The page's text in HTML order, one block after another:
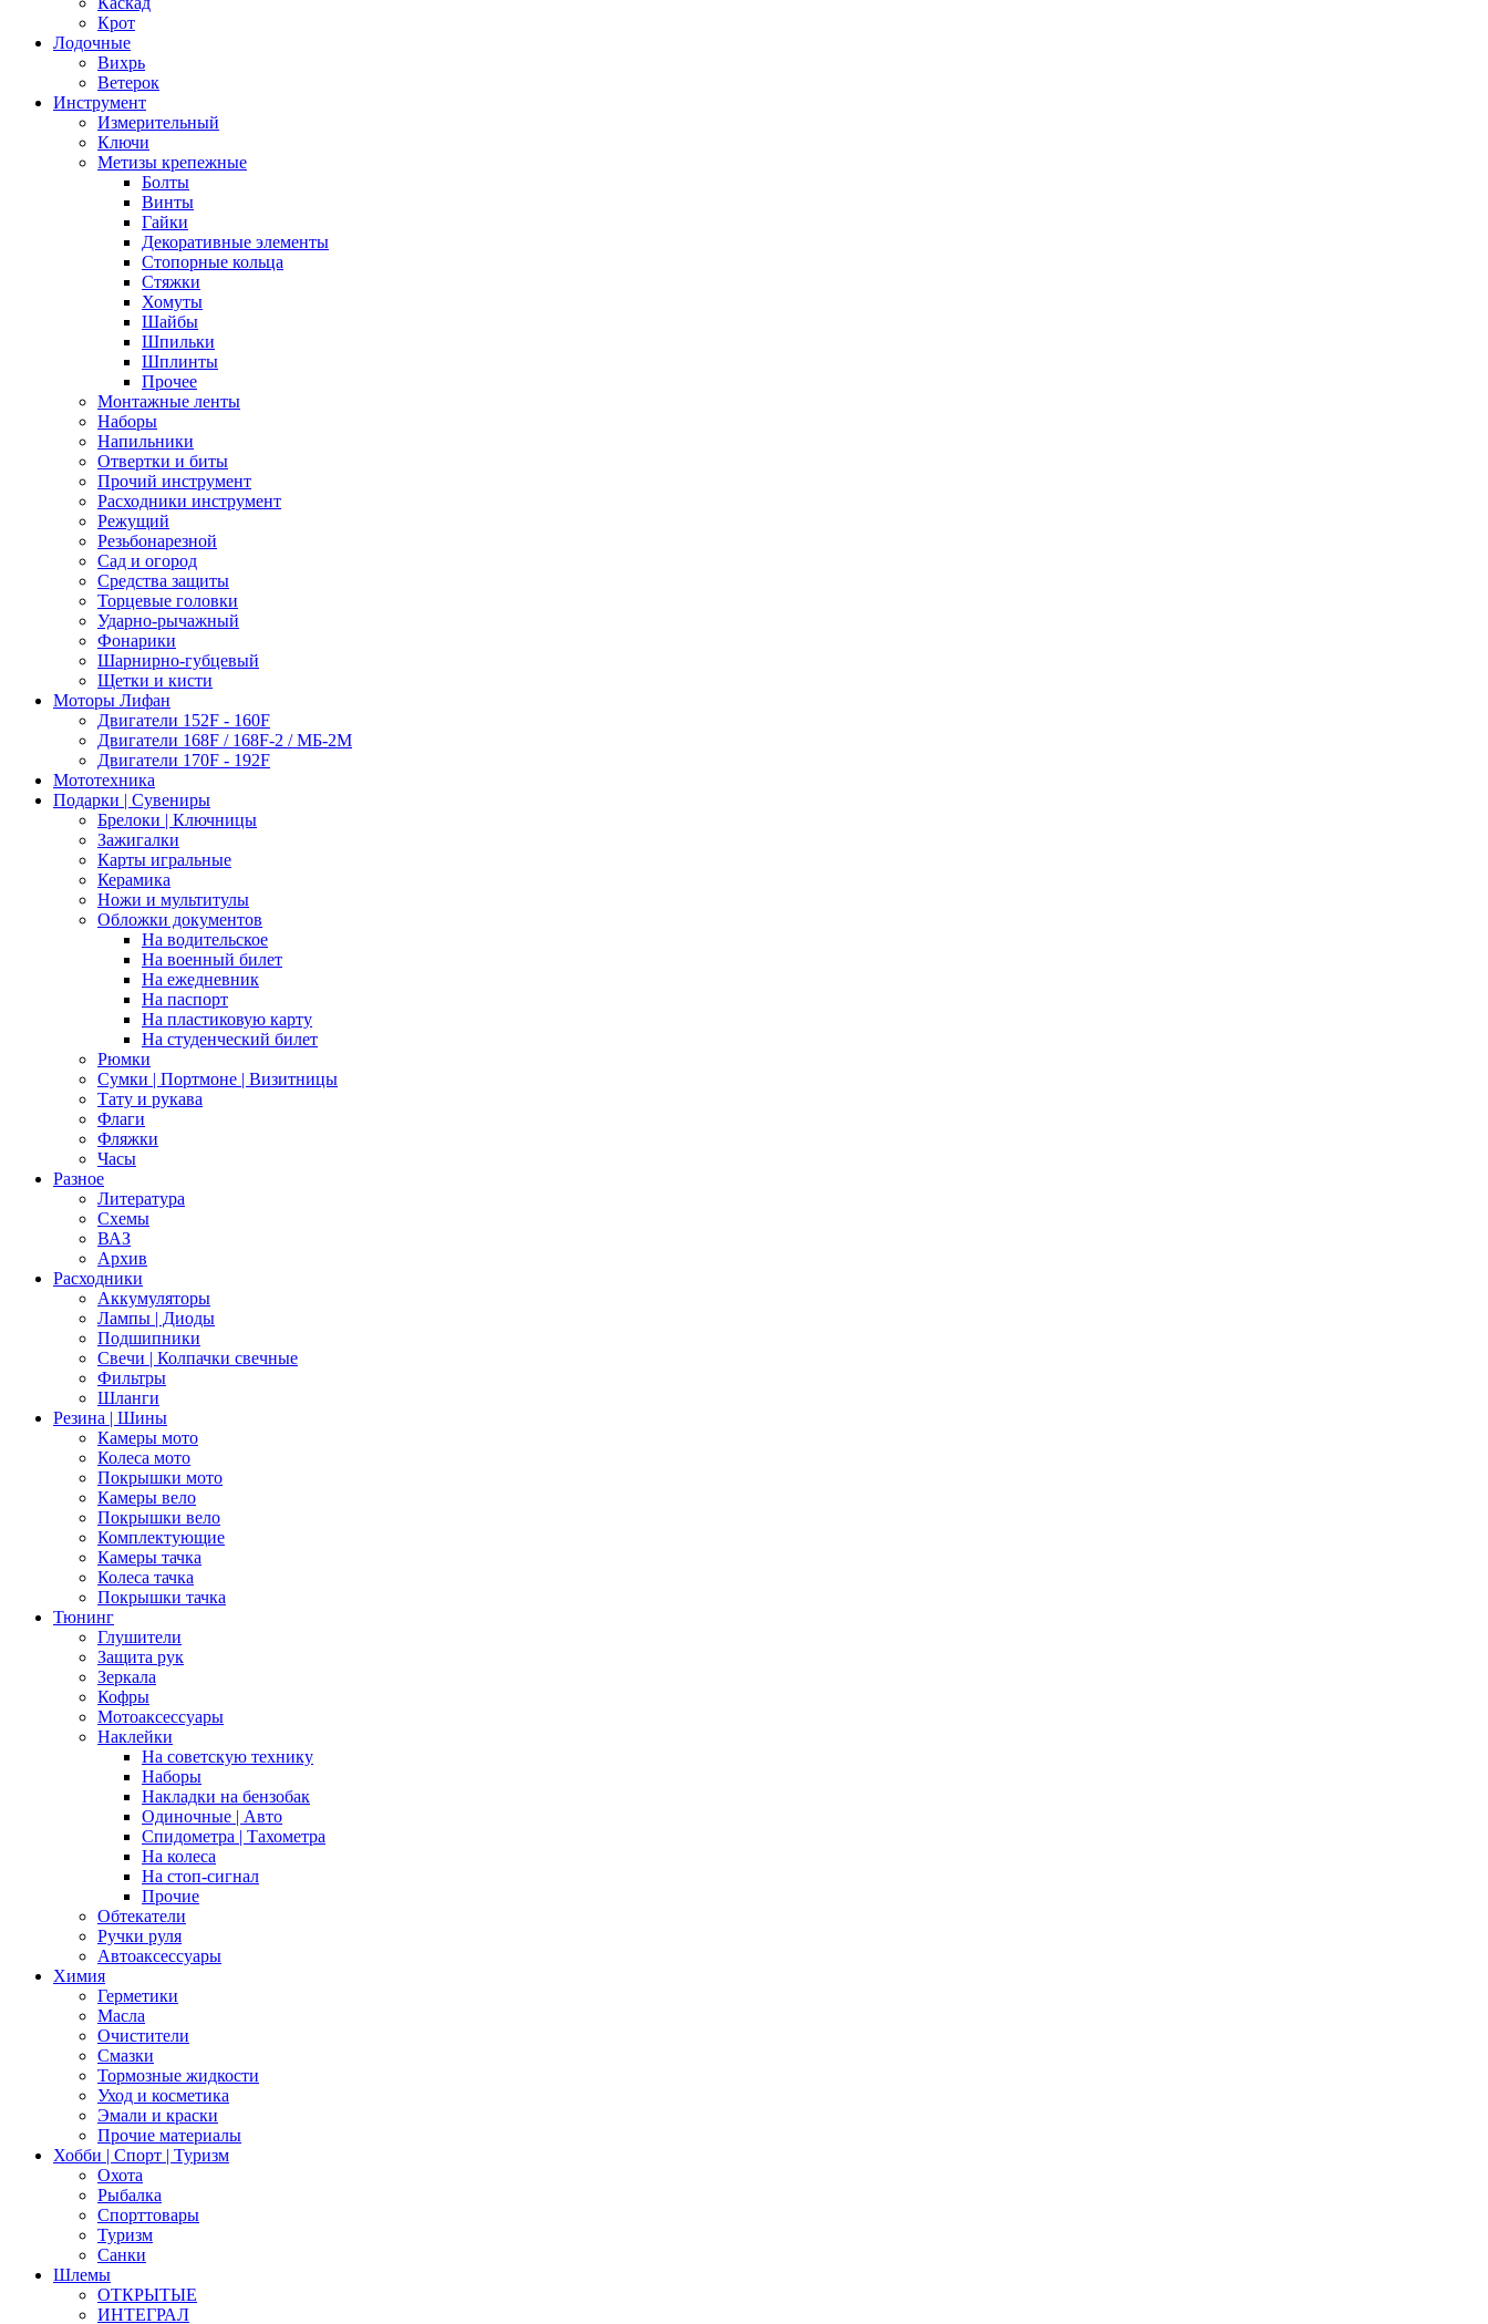
Крот
Лодочные
Вихрь
Ветерок
Инструмент
Измерительный
Ключи
Метизы крепежные
Болты
Винты
Гайки
Декоративные элементы
Стопорные кольца
Стяжки
Хомуты
Шайбы
Шпильки
Шплинты
Прочее
Монтажные ленты
Наборы
Напильники
Отвертки и биты
Прочий инструмент
Расходники инструмент
Режущий
Резьбонарезной
Сад и огород
Средства защиты
Торцевые головки
Ударно-рычажный
Фонарики
Шарнирно-губцевый
Щетки и кисти
Моторы Лифан
Двигатели 152F - 160F
Двигатели 168F / 168F-2 / МБ-2М
Двигатели 170F - 192F
Мототехника
Подарки | Сувениры
Брелоки | Ключницы
Зажигалки
Карты игральные
Керамика
Ножи и мультитулы
Обложки документов
На водительское
На военный билет
На ежедневник
На паспорт
На пластиковую карту
На студенческий билет
Рюмки
Сумки | Портмоне | Визитницы
Тату и рукава
Флаги
Фляжки
Часы
Разное
Литература
Схемы
ВАЗ
Архив
Расходники
Аккумуляторы
Лампы | Диоды
Подшипники
Свечи | Колпачки свечные
Фильтры
Шланги
Резина | Шины
Камеры мото
Колеса мото
Покрышки мото
Камеры вело
Покрышки вело
Комплектующие
Камеры тачка
Колеса тачка
Покрышки тачка
Тюнинг
Глушители
Защита рук
Зеркала
Кофры
Мотоаксессуары
Наклейки
На советскую технику
Наборы
Накладки на бензобак
Одиночные | Авто
Спидометра | Тахометра
На колеса
На стоп-сигнал
Прочие
Обтекатели
Ручки руля
Автоаксессуары
Химия
Герметики
Масла
Очистители
Смазки
Тормозные жидкости
Уход и косметика
Эмали и краски
Прочие материалы
Хобби | Cпорт | Туризм
Охота
Рыбалка
Спорттовары
Туризм
Санки
Шлемы
ОТКРЫТЫЕ
ИНТЕГРАЛ